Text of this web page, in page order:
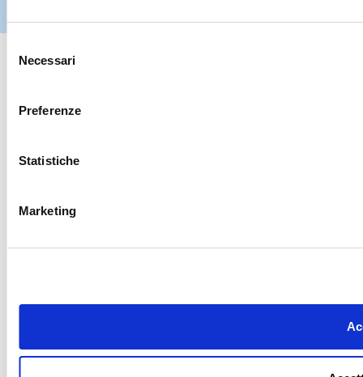
delNecessari
Preferenze
Statistiche
Marketing